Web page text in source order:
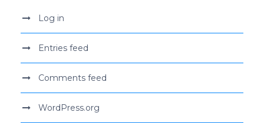
Log in
Entries feed
Comments feed
WordPress.org